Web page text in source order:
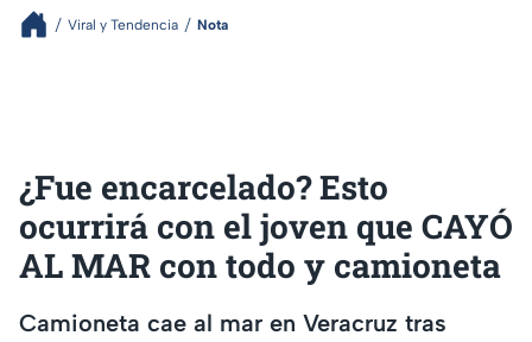
Viral y Tendencia Nota
¿Fue encarcelado? Esto
ocurrirá con el joven que CAYÓ
AL MAR con todo y camioneta
Camioneta cae al mar en Veracruz tras